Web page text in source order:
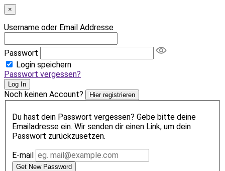
×
Username oder Email Addresse
Passwort
Login speichern
Passwort vergessen?
Log In
Noch keinen Account? Hier registrieren
Du hast dein Passwort vergessen? Gebe bitte deine
Emailadresse ein. Wir senden dir einen Link, um dein
Passwort zurückzusetzen.
E-mail
Get New Password